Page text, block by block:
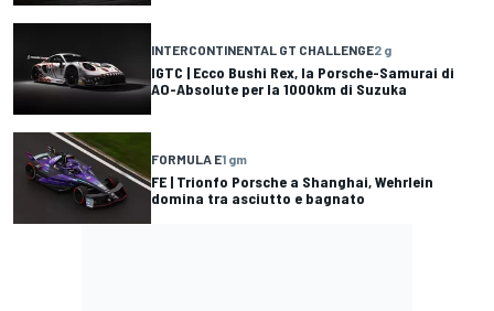
INTERCONTINENTAL GT CHALLENGE2 g
IGTC | Ecco Bushi Rex, la Porsche-Samurai di
AO-Absolute per la 1000km di Suzuka
FORMULA E1 gm
FE | Trionfo Porsche a Shanghai, Wehrlein
domina tra asciutto e bagnato